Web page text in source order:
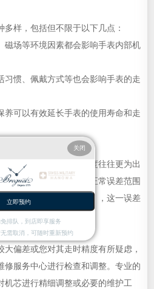
样，包括但不限于以下几点：
场等环境因素都会影响手表内部机
惯、佩戴方式等也会影响手表的走
可以有效延长手表的使用寿命和走
言，其产品的走时精度往往更为出
秒仍处于上述提到的正常误差范围
如恒温、无磁场干扰等），这一误差
偏差或您对其走时精度有所疑虑，
修服务中心进行检查和调整。专业的
机芯进行精细调整或必要的维护工
关闭
立即预约
排队，到店即享服务
需取消，可随时重新预约